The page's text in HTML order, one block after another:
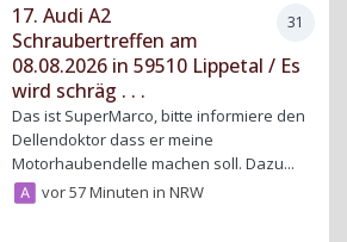
31
17. Audi A2
Schraubertreffen am
08.08.2026 in 59510 Lippetal / Es
wird schräg . . .
Das ist SuperMarco, bitte informiere den
Dellendoktor dass er meine
Motorhaubendelle machen soll. Dazu...
vor 57 MinuteninNRW